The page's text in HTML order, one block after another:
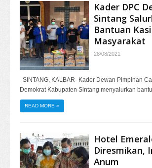
Kader DPC
Sintang
Bantuan
Masyarakat
28/08/2021
SINTANG, KALBAR- Kader Dewan Pimpinan
Demokrat Kabupaten Sintang menyalurkan
READ MORE »
Hotel
Diresmikan,
Anum